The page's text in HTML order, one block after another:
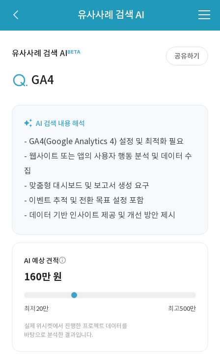
유사사례 검색 AI
유사사례 검색 AI 공유하기
GA4
- GA4(Google Analytics 4) 설정 및 최적화 필요
- 웹사이트 또는 앱의 사용자 행동 분석 및 데이터 수
집
- 맞춤형 대시보드 및 보고서 생성 요구
- 이벤트 추적 및 전환 목표 설정 포함
- 데이터 기반 인사이트 제공 및 개선 방안 제시
AI 예상 견적
160만 원
최저20만 최고500만
실제 위시켓에서 진행한 프로젝트 데이터를
바탕으로 분석한 결과입니다.